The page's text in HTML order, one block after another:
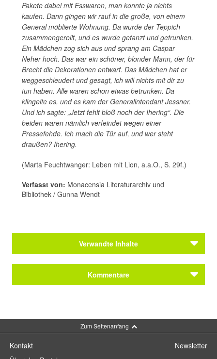
Pakete dabei mit Esswaren, man konnte ja nichts
kaufen. Dann gingen wir rauf in die große, von einem
General möblierte Wohnung. Da wurde der Teppich
zusammengerollt, und es wurde getanzt und getrunken.
Ein Mädchen zog sich aus und sprang am Caspar
Neher hoch. Das war ein schöner, blonder Mann, der für
Brecht die Dekorationen entwarf. Das Mädchen hat er
weggeschleudert und gesagt, ich will nichts mit dir zu
tun haben. Alle waren schon etwas betrunken. Da
klingelte es, und es kam der Generalintendant Jessner.
Und ich sagte: „Jetzt fehlt bloß noch der Ihering“. Die
beiden waren nämlich verfeindet wegen einer
Pressefehde. Ich mach die Tür auf, und wer steht
draußen? Ihering.
(Marta Feuchtwanger: Leben mit Lion, a.a.O., S. 29f.)
Verfasst von: Monacensia Literaturarchiv und
Bibliothek / Gunna Wendt
Verwandte Inhalte
Brecht und Feuchtwanger
Kommentare
Zum Seitenanfang
Kontakt
Newsletter